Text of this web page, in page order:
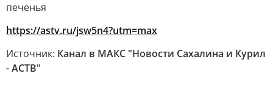
печенья
https://astv.ru/jsw5n4?utm=max
Источник: Канал в МАКС "Новости Сахалина и Курил
- АСТВ"